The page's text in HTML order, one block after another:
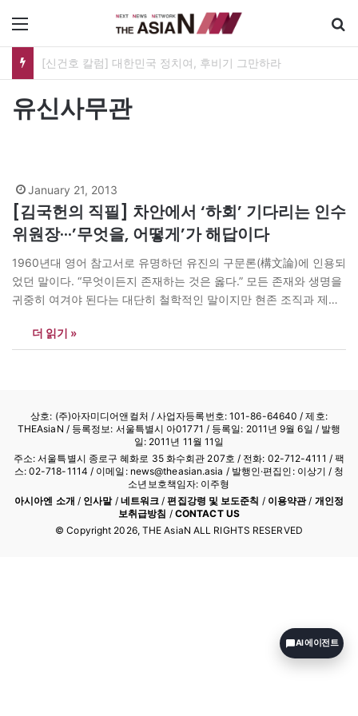
[신건호 칼럼] 대한민국 정치여, 후비기 그만하라
유신사무관
January 21, 2013
[김국헌의 직필] 차안에서 ‘하회’ 기다리는 인수
위원장···’무엇을, 어떻게’가 해답이다
1960년대 영어 참고서로 유명하던 유진의 구문론(構文論)에 인용되
었던 말이다. “무엇이든지 존재하는 것은 옳다.” 모든 존재와 생명을
귀중히 여겨야 된다는 대단히 철학적인 말이지만 현존 조직과 제도
도 있다. “There are too many ‘buts’ in this imperfect world.” 이
불완전한 세상에는 너무도 ‘그러나’ 라는 말이…
더 읽기 »
상호: (주)아자미디어앤컬처 /사업자등록번호: 101-86-64640 / 제호:
THEAsiaN / 등록정보: 서울특별시 아01771 / 등록일: 2011년 9월 6일 / 발행
일: 2011년 11월 11일
주소: 서울특별시 종로구 혜화로 35 화수회관 207호 / 전화: 02-712-4111 / 팩
스: 02-718-1114 / 이메일: news@theasian.asia / 발행인·편집인: 이상기 / 청
소년보호책임자: 이주형
아시아엔 소개 / 인사말/ 네트워크 /편집강령 및 보도준칙 / 이용약관/ 개인정
보취급방침 / CONTACT US
© Copyright 2026, THE AsiaN ALL RIGHTS RESERVED
AI 에이전트